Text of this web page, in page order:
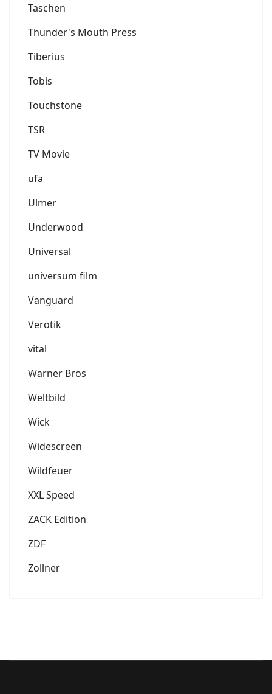
Taschen
Thunder's Mouth Press
Tiberius
Tobis
Touchstone
TSR
TV Movie
ufa
Ulmer
Underwood
Universal
universum film
Vanguard
Verotik
vital
Warner Bros
Weltbild
Wick
Widescreen
Wildfeuer
XXL Speed
ZACK Edition
ZDF
Zollner